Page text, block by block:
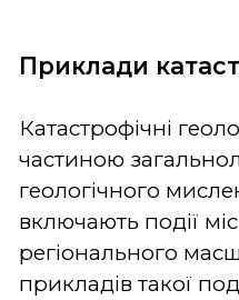
Приклади
Катастрофічні
частиною
геологічного
включають події
регіонального
прикладів такої